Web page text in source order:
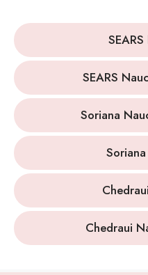
SEARS
Soriana
Chedraui